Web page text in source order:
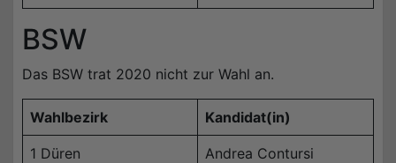
BSW
Das BSW trat 2020 nicht zur Wahl an.
Wahlbezirk Kandidat(in)
1 Düren Andrea Contursi